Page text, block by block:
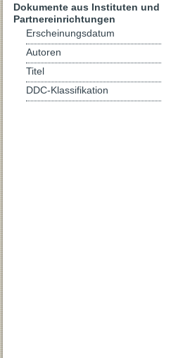
Dokumente aus Instituten und
Partnereinrichtungen
Erscheinungsdatum
Autoren
Titel
DDC-Klassifikation